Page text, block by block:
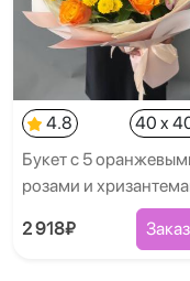
4.8
40 x
Букет с 5
розами и
2 918₽